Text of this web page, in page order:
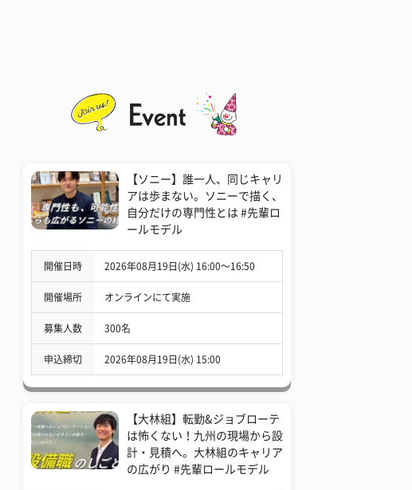
【ソニー】誰一人、同じキャリ
アは歩まない。ソニーで描く、
自分だけの専門性とは #先輩ロ
ールモデル
開催日時 2026年08月19日(水) 16:00〜16:50
開催場所 オンラインにて実施
募集人数 300名
申込締切 2026年08月19日(水) 15:00
【大林組】転勤&ジョブローテ
は怖くない！九州の現場から設
計・見積へ。大林組のキャリア
の広がり #先輩ロールモデル